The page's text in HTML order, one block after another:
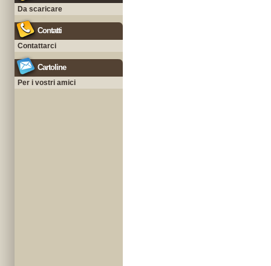
Da scaricare
Contatti
Contattarci
Cartoline
Per i vostri amici